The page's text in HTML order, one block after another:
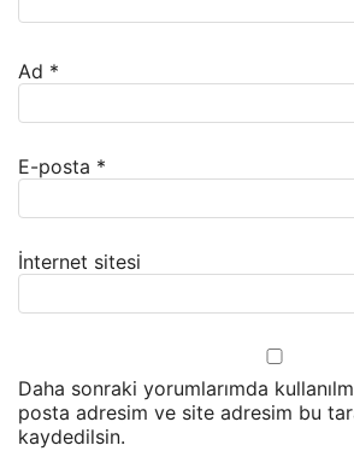
Ad *
E-posta *
İnternet sitesi
Daha sonraki yorumlarımda
posta adresim ve site adresim bu
kaydedilsin.